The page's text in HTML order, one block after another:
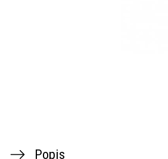
Popis